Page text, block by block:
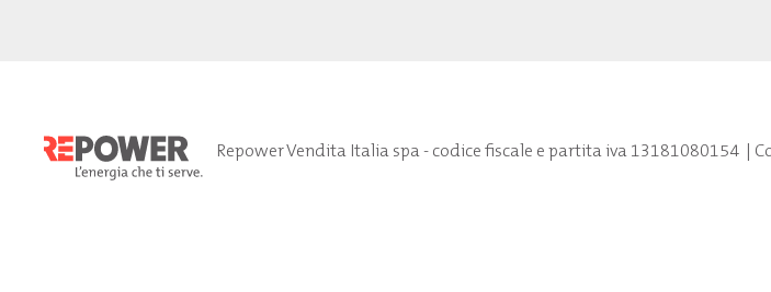
Repower Vendita Italia spa - codice fiscale e partita iva 13181080154|